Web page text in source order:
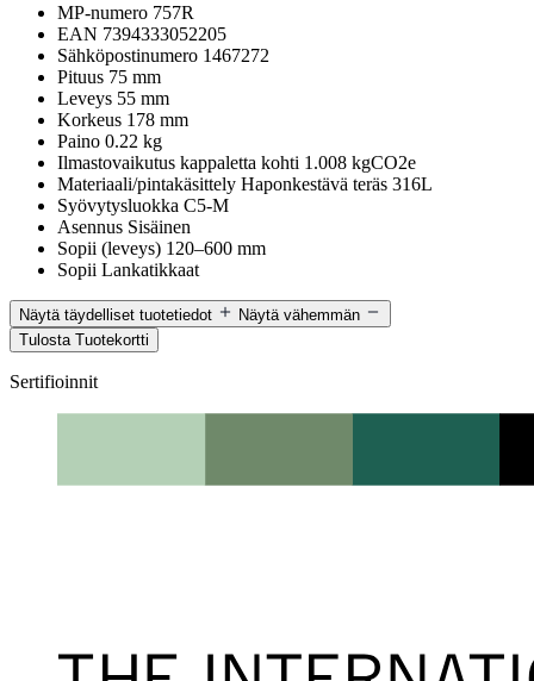
MP-numero 757R
EAN 7394333052205
Sähköpostinumero 1467272
Pituus 75 mm
Leveys 55 mm
Korkeus 178 mm
Paino 0.22 kg
Ilmastovaikutus kappaletta kohti 1.008 kgCO2e
Materiaali/pintakäsittely Haponkestävä teräs 316L
Syövytysluokka C5-M
Asennus Sisäinen
Sopii (leveys) 120–600 mm
Sopii Lankatikkaat
Näytä täydelliset tuotetiedot
Näytä vähemmän
Tulosta Tuotekortti
Sertifioinnit